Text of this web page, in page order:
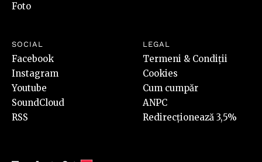
Foto
SOCIAL
Facebook
Instagram
Youtube
SoundCloud
RSS
LEGAL
Termeni & Condiții
Cookies
Cum cumpăr
ANPC
Redirecționează 3,5%